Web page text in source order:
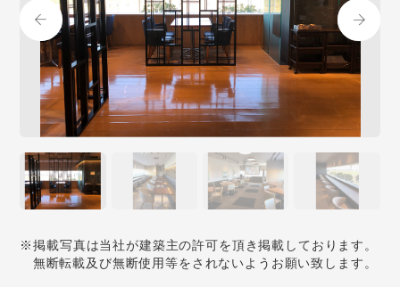
※掲載写真は当社が建築主の許可を頂き掲載しております。
無断転載及び無断使用等をされないようお願い致します。